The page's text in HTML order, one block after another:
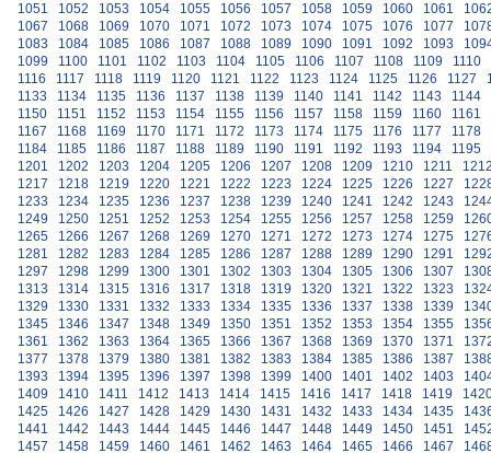
1051
1052 1053 1054 1055 1056 1057 1058 1059 1060 1061
1067
1068 1069 1070 1071 1072 1073 1074 1075 1076 1077
1083
1084 1085 1086 1087 1088 1089 1090 1091 1092 1093
1099
1100 1101 1102 1103 1104 1105 1106 1107 1108 1109
1110
1116
1117 1118 1119 1120 1121 1122 1123 1124 1125 1126 1127
1133
1134 1135 1136 1137 1138 1139 1140 1141 1142 1143
1144
1150
1151 1152 1153 1154 1155 1156 1157 1158 1159 1160
1161
1167
1168 1169 1170 1171 1172 1173 1174 1175 1176 1177
1178
1184
1185 1186 1187 1188 1189 1190 1191 1192 1193 1194
1195
1201
1202 1203 1204 1205 1206 1207 1208 1209 1210 1211
1217
1218 1219 1220 1221 1222 1223 1224 1225 1226 1227
1233
1234 1235 1236 1237 1238 1239 1240 1241 1242 1243
1249
1250 1251 1252 1253 1254 1255 1256 1257 1258 1259
1265
1266 1267 1268 1269 1270 1271 1272 1273 1274 1275
1281
1282 1283 1284 1285 1286 1287 1288 1289 1290 1291
1297
1298 1299 1300 1301 1302 1303 1304 1305 1306 1307
1313
1314 1315 1316 1317 1318 1319 1320 1321 1322 1323
1329
1330 1331 1332 1333 1334 1335 1336 1337 1338 1339
1345
1346 1347 1348 1349 1350 1351 1352 1353 1354 1355
1361
1362 1363 1364 1365 1366 1367 1368 1369 1370 1371
1377
1378 1379 1380 1381 1382 1383 1384 1385 1386 1387
1393
1394 1395 1396 1397 1398 1399 1400 1401 1402 1403
1409
1410 1411 1412 1413 1414 1415 1416 1417 1418 1419
1425
1426 1427 1428 1429 1430 1431 1432 1433 1434 1435
1441
1442 1443 1444 1445 1446 1447 1448 1449 1450 1451
1457
1458 1459 1460 1461 1462 1463 1464 1465 1466 1467